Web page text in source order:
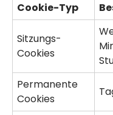
Cookie-Typ
Sitzungs-
Cookies
Permanente
Cookies